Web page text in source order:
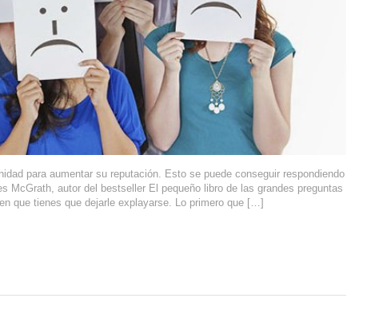
para aumentar su reputación. Esto se puede conseguir respondiendo
autor del bestseller El pequeño libro de las grandes preguntas
que tienes que dejarle explayarse. Lo primero que […]